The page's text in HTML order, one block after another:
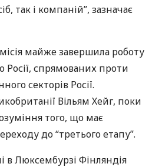
так і компаній”, зазначає
майже завершила роботу
Росії, спрямованих проти
секторів Росії.
Вільям Хейг, поки
того, що має
до “третього етапу”.
в Люксембурзі Фінляндія